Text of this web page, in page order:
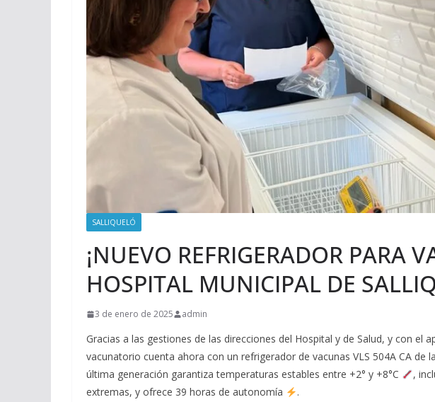
SALLIQUELÓ
¡NUEVO REFRIGERADOR PARA
HOSPITAL MUNICIPAL DE
3 de enero de 2025 admin
Gracias a las gestiones de las direcciones del Hospital y de Salud, y con el
vacunatorio cuenta ahora con un refrigerador de vacunas VLS 504A CA de
última generación garantiza temperaturas estables entre +2° y +8°C
,
extremas, y ofrece 39 horas de autonomía
.